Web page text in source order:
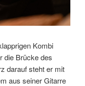
Kombi
die Brücke des
darauf steht er mit
aus seiner Gitarre